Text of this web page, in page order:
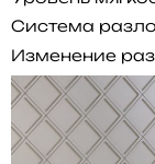
Система
Изменение